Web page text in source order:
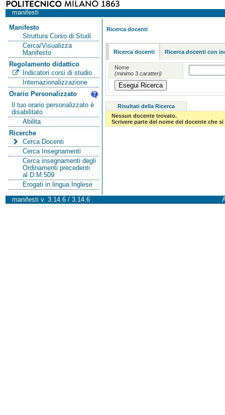
manifesti
Manifesto
Struttura Corso di Studi
Cerca/Visualizza
Manifesto
Regolamento didattico
Indicatori corsi di studio
Internazionalizzazione
Orario Personalizzato
Il tuo orario personalizzato è
disabilitato
Abilita
Ricerche
Cerca Docenti
Cerca Insegnamenti
Cerca insegnamenti degli
Ordinamenti precedenti
al D.M.509
Erogati in lingua Inglese
Ricerca docenti
Ricerca docenti Ricerca docenti con
Nome
(minimo 3 caratteri)
Risultati della Ricerca
Nessun docente trovato.
Scrivere parte del nome del docente che
manifesti v. 3.14.6 / 3.14.6